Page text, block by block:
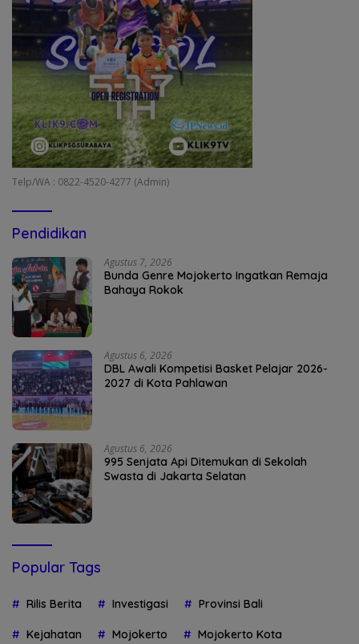
Telp/WA : 0822-4520-4277 (Admin)
Pendidikan
Agustus 7, 2026
Bunda Genre Mojokerto Ingatkan Remaja
Bahaya Rokok
Agustus 6, 2026
DBL Awali Kompetisi Basket Pelajar 2026-
2027 di Kota Pahlawan
Agustus 6, 2026
995 Senjata Api Ditemukan di Sekolah
Swasta di Jakarta Selatan
Popular Tags
Rilis Berita Investigasi Provinsi Bali
Kejahatan Mojokerto Mojokerto Kota